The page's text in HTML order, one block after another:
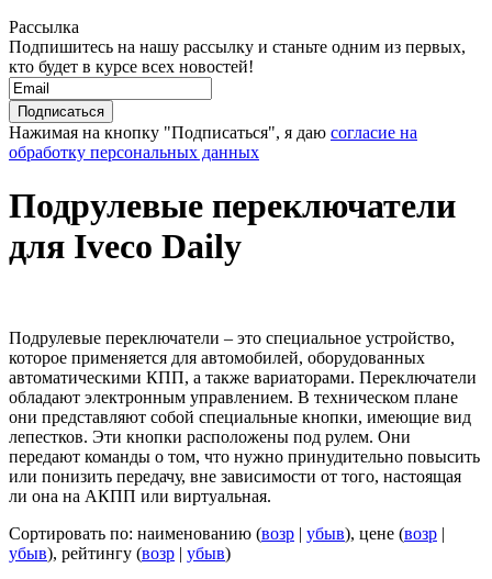
Рассылка
Подпишитесь на нашу рассылку и станьте одним из первых,
кто будет в курсе всех новостей!
Нажимая на кнопку "Подписаться", я даю согласие на
обработку персональных данных
Подрулевые переключатели
для Iveco Daily
Подрулевые переключатели – это специальное устройство,
которое применяется для автомобилей, оборудованных
автоматическими КПП, а также вариаторами. Переключатели
обладают электронным управлением. В техническом плане
они представляют собой специальные кнопки, имеющие вид
лепестков. Эти кнопки расположены под рулем. Они
передают команды о том, что нужно принудительно повысить
или понизить передачу, вне зависимости от того, настоящая
ли она на АКПП или виртуальная.
Сортировать по: наименованию (возр | убыв), цене (возр |
убыв), рейтингу (возр | убыв)